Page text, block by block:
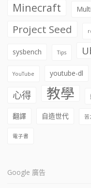
Minecraft
Project Seed
sysbench Tips
YouTube youtube-dl
心得 教學
翻譯 自造世代 苦
電子書
Google 廣告